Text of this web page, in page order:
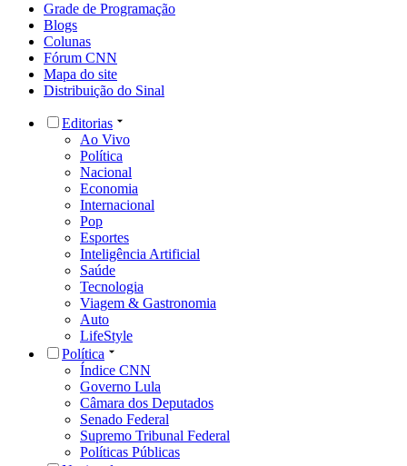
Grade de Programação
Blogs
Colunas
Fórum CNN
Mapa do site
Distribuição do Sinal
Editorias
Ao Vivo
Política
Nacional
Economia
Internacional
Pop
Esportes
Inteligência Artificial
Saúde
Tecnologia
Viagem & Gastronomia
Auto
LifeStyle
Política
Índice CNN
Governo Lula
Câmara dos Deputados
Senado Federal
Supremo Tribunal Federal
Políticas Públicas